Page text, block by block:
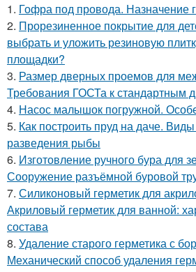
1. Гофра под провода. Назначение
2. Прорезиненное покрытие для
выбрать и уложить резиновую
площадки?
3. Размер дверных проемов для
Требования ГОСТа к стандартным
4. Насос малышок погружной.
5. Как построить пруд на даче.
разведения рыбы
6. Изготовление ручного бура для
Сооружение разъёмной буровой
7. Силиконовый герметик для
Акриловый герметик для ванной:
состава
8. Удаление старого герметика с
Механический способ удаления